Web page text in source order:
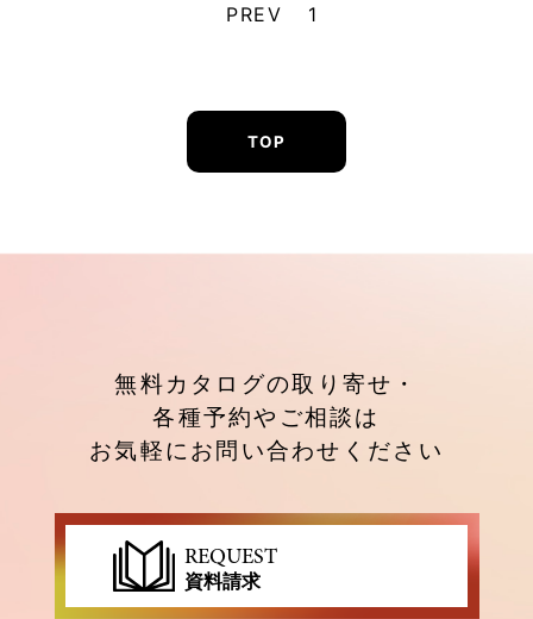
PREV 1
TOP
無料カタログの取り寄せ・
各種予約やご相談は
お気軽にお問い合わせください
REQUEST
資料請求